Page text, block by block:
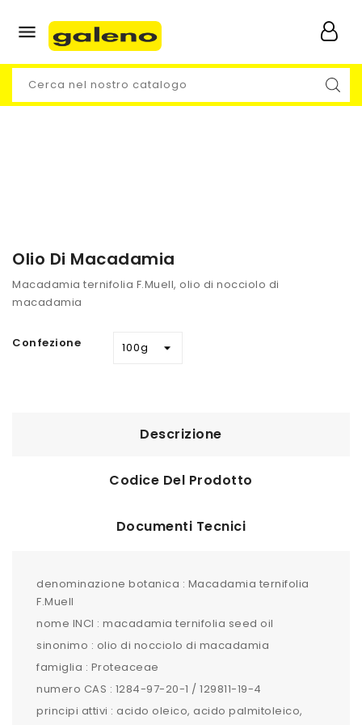

Olio Di Macadamia
Macadamia ternifolia F.Muell, olio di nocciolo di
macadamia
Confezione
Descrizione
Codice Del Prodotto
Documenti Tecnici
denominazione botanica : Macadamia ternifolia
F.Muell
nome INCI : macadamia ternifolia seed oil
sinonimo : olio di nocciolo di macadamia
famiglia : Proteaceae
numero CAS : 1284-97-20-1 / 129811-19-4
principi attivi : acido oleico, acido palmitoleico,